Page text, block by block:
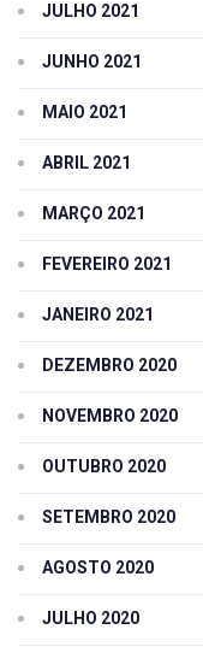
JULHO 2021
JUNHO 2021
MAIO 2021
ABRIL 2021
MARÇO 2021
FEVEREIRO 2021
JANEIRO 2021
DEZEMBRO 2020
NOVEMBRO 2020
OUTUBRO 2020
SETEMBRO 2020
AGOSTO 2020
JULHO 2020